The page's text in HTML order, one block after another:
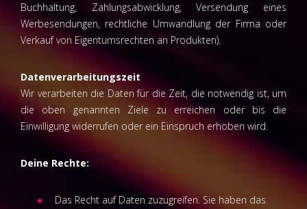
Buchhaltung, Zahlungsabwicklung, Versendung eines
Werbesendungen, rechtliche Umwandlung der Firma oder
Verkauf von Eigentumsrechten an Produkten).
Datenverarbeitungszeit
Wir verarbeiten die Daten für die Zeit, die notwendig ist, um
die oben genannten Ziele zu erreichen oder bis die
Einwilligung widerrufen oder ein Einspruch erhoben wird.
Deine Rechte:
Das Recht auf Daten zuzugreifen. Sie haben das